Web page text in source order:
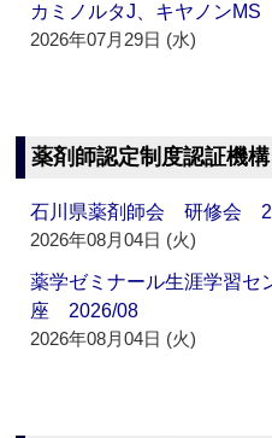
カミノルタJ、キヤノンMS
2026年07月29日 (水)
薬剤師認定制度認証機
石川県薬剤師会 研修会
2026年08月04日 (火)
薬学ゼミナール生涯学習
座 2026/08
2026年08月04日 (火)